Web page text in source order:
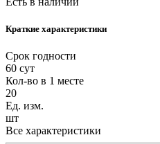
Краткие характеристики
Срок годности
60 сут
Кол-во в 1 месте
20
Ед. изм.
шт
Все характеристики